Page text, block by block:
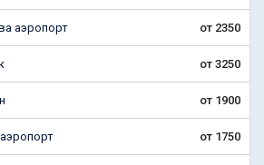
аэропорт от 2350
от 3250
от 1900
от 1750